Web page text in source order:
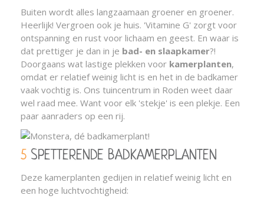
Buiten wordt alles langzaamaan groener en groener.
Heerlijk! Vergroen ook je huis. 'Vitamine G' zorgt voor
ontspanning en rust voor lichaam en geest. En waar is
dat prettiger je dan in je bad- en slaapkamer?!
Doorgaans wat lastige plekken voor kamerplanten,
omdat er relatief weinig licht is en het in de badkamer
vaak vochtig is. Ons tuincentrum in Roden weet daar
wel raad mee. Want voor elk 'stekje' is een plekje. Een
paar aanraders op een rij.
5 SPETTERENDE BADKAMERPLANTEN
Deze kamerplanten gedijen in relatief weinig licht en
een hoge luchtvochtigheid: